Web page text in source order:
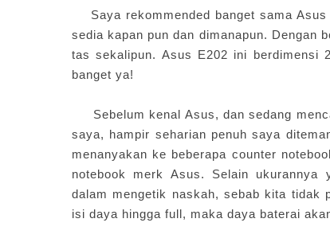
Saya rekommended banget sama Asus
sedia kapan pun dan dimanapun. Dengan
tas sekalipun. Asus E202 ini berdimensi
banget ya!
Sebelum kenal Asus, dan sedang
saya, hampir seharian penuh saya
menanyakan ke beberapa counter
notebook merk Asus. Selain ukurannya
dalam mengetik naskah, sebab kita tidak
isi daya hingga full, maka daya baterai